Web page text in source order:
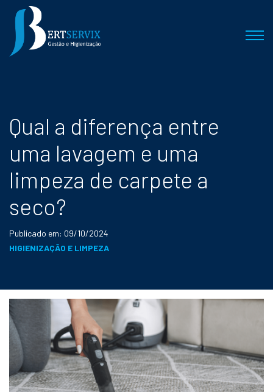
Qual a diferença entre
uma lavagem e uma
limpeza de carpete a
seco?
Publicado em: 09/10/2024
HIGIENIZAÇÃO E LIMPEZA